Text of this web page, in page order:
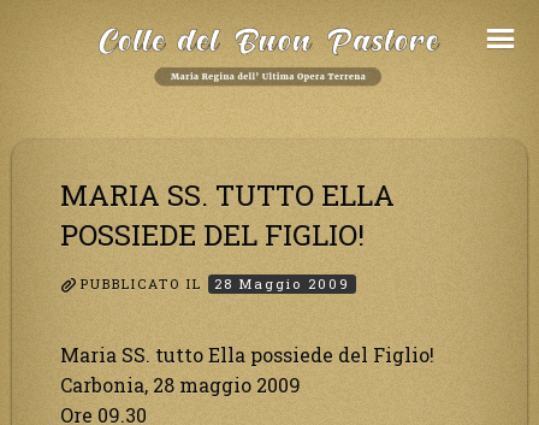
MARIA SS. TUTTO ELLA
POSSIEDE DEL FIGLIO!
PUBBLICATO IL 28 Maggio 2009
Maria SS. tutto Ella possiede del Figlio!
Carbonia, 28 maggio 2009
Ore 09.30